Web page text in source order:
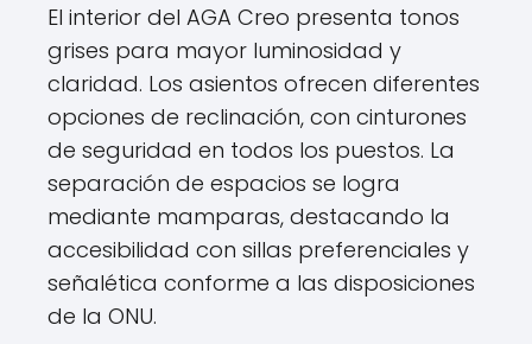
El interior del AGA Creo presenta tonos
grises para mayor luminosidad y
claridad. Los asientos ofrecen diferentes
opciones de reclinación, con cinturones
de seguridad en todos los puestos. La
separación de espacios se logra
mediante mamparas, destacando la
accesibilidad con sillas preferenciales y
señalética conforme a las disposiciones
de la ONU.